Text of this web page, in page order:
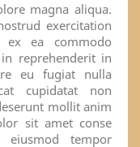
magna aliqua.
exercitation
ea commodo
reprehenderit in
eu fugiat nulla
cupidatat non
mollit anim
sit amet conse
tempor